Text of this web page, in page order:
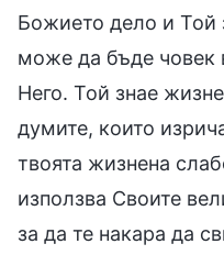
Божието дело и Той
може да бъде човек
Него. Той знае
думите, които
твоята жизнена
използва Своите
за да те накара да